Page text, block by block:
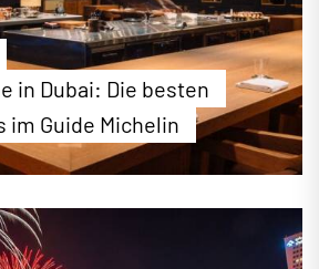
in Dubai: Die besten
im Guide Michelin
aufhört zu überraschen: Dubai
des Guide Michelin in Dubai
Erstmals tragen gleich